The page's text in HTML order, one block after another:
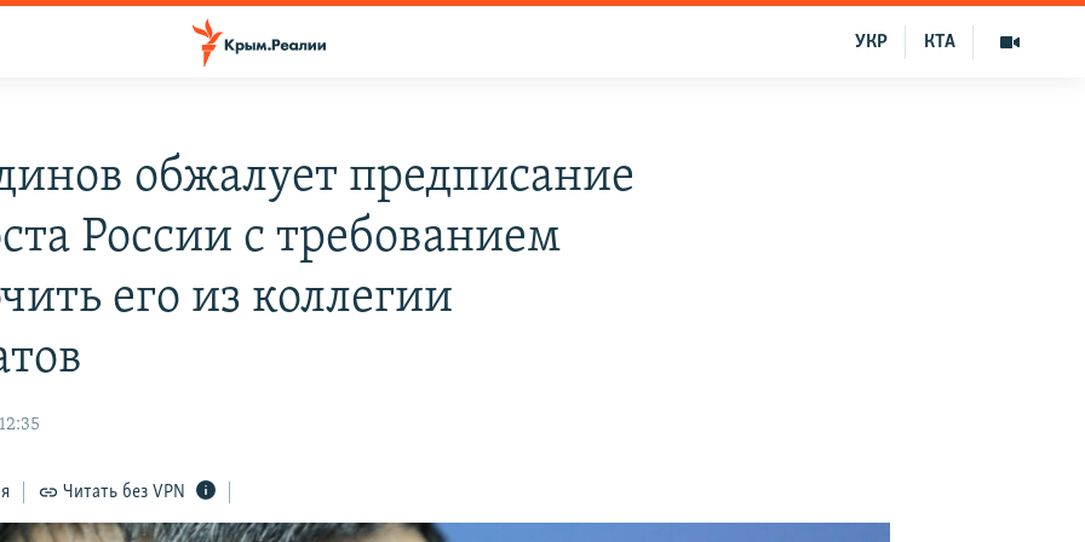
КТА
УКР
обжалует предписание
России с требованием
его из коллегии
Читать без VPN